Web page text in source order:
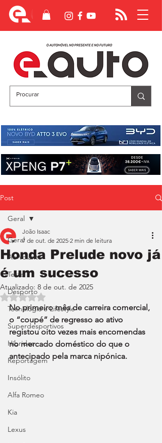
Post
Geral
Ao Volante
Teste
Desporto
Tecnologia e Lifestyle
Superdesportivos
Híbridos
Reportagem
Insólito
Alfa Romeo
Kia
Lexus
Geral
Honda Prelude novo já
é um sucesso
João Isaac
7 de out. de 2025 2 min de leitura
Atualizado: 8 de out. de 2025
Avaliado com NaN de 5 estrelas.
No primeiro mês de carreira comercial,
o “coupé” de regresso ao ativo
registou oito vezes mais encomendas
no mercado doméstico do que o
antecipado pela marca nipónica.